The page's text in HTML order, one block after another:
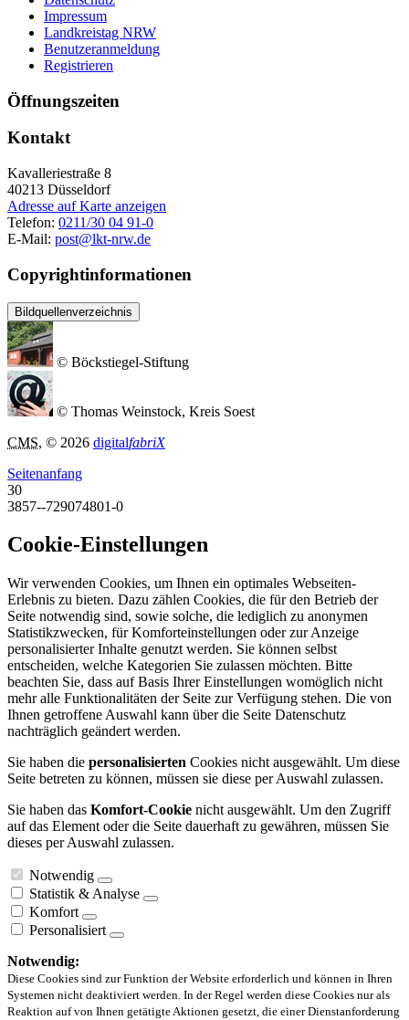
Impressum
Landkreistag NRW
Benutzeranmeldung
Registrieren
Öffnungszeiten
Kontakt
Kavalleriestraße 8
40213 Düsseldorf
Adresse auf Karte anzeigen
Telefon: 0211/30 04 91-0
E-Mail: post@lkt-nrw.de
Copyrightinformationen
Bildquellenverzeichnis
© Böckstiegel-Stiftung
© Thomas Weinstock, Kreis Soest
CMS, © 2026 digitalfabriX
Seitenanfang
30
3857--729074801-0
Cookie-Einstellungen
Wir verwenden Cookies, um Ihnen ein optimales Webseiten-
Erlebnis zu bieten. Dazu zählen Cookies, die für den Betrieb der
Seite notwendig sind, sowie solche, die lediglich zu anonymen
Statistikzwecken, für Komforteinstellungen oder zur Anzeige
personalisierter Inhalte genutzt werden. Sie können selbst
entscheiden, welche Kategorien Sie zulassen möchten. Bitte
beachten Sie, dass auf Basis Ihrer Einstellungen womöglich nicht
mehr alle Funktionalitäten der Seite zur Verfügung stehen. Die von
Ihnen getroffene Auswahl kann über die Seite Datenschutz
nachträglich geändert werden.
Sie haben die personalisierten Cookies nicht ausgewählt. Um diese
Seite betreten zu können, müssen sie diese per Auswahl zulassen.
Sie haben das Komfort-Cookie nicht ausgewählt. Um den Zugriff
auf das Element oder die Seite dauerhaft zu gewähren, müssen Sie
dieses per Auswahl zulassen.
Notwendig
Statistik & Analyse
Komfort
Personalisiert
Notwendig:
Diese Cookies sind zur Funktion der Website erforderlich und können in Ihren
Systemen nicht deaktiviert werden. In der Regel werden diese Cookies nur als
Reaktion auf von Ihnen getätigte Aktionen gesetzt, die einer Dienstanforderung